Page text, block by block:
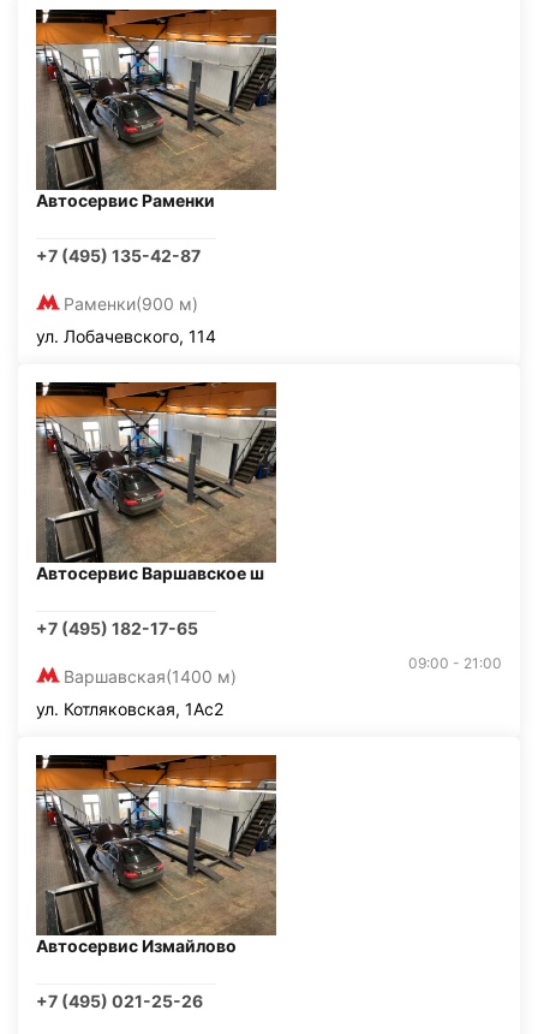
Автосервис Раменки
+7 (495) 135-42-87
Раменки(900 м)
ул. Лобачевского, 114
Автосервис Варшавское ш
+7 (495) 182-17-65
Варшавская(1400 м)
09:00 - 21:00
ул. Котляковская, 1Ас2
Автосервис Измайлово
+7 (495) 021-25-26